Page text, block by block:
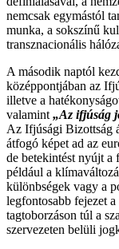
nemcsak egymástól
munka, a sokszínű
transznacionális
A második naptól
középpontjában az
illetve a
valamint „Az ifjúság
Az Ifjúsági Bizottság
átfogó képet ad az
de betekintést nyújt
például a
különbségek vagy a
legfontosabb fejezet
tagtoborzáson túl a
szervezeten belüli